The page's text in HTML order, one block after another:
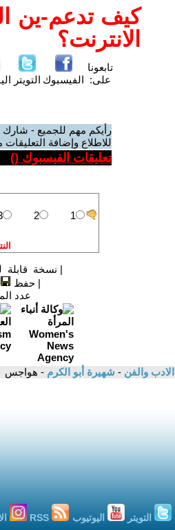
كيف تدعم-ين
الانترنت؟
تابعونا
على: الفيسبوك التويتر
رأيكم مهم للجميع - شارك
للاطلاع وإضافة
تعليقات الفيسبوك ()
| نسخة قابلة
|حفظ
عدد
الادب والفن - شهيرة أبو الكرم - هواجس
التويتر اليوتيوب